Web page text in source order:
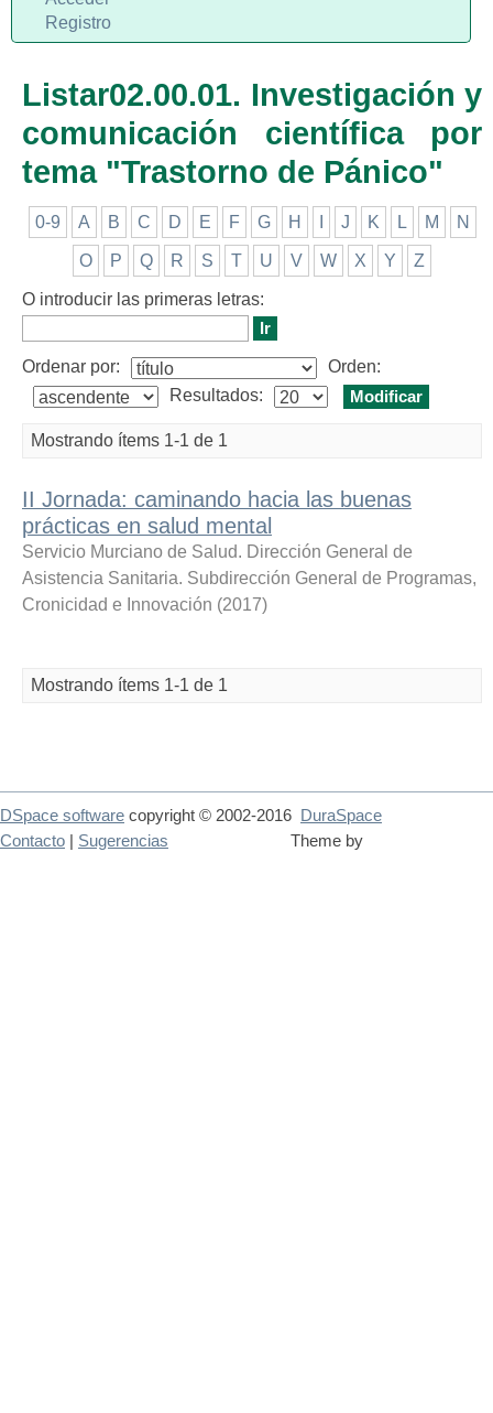
Listar02.00.01. Investigación y
comunicación científica por
tema "Trastorno de Pánico"
0-9 A B C D E F G H J K L M N
O P Q R S T U V W X Y Z
O introducir las primeras letras:
Ordenar por:
Orden:
Resultados:
Mostrando ítems 1-1 de 1
II Jornada: caminando hacia las buenas
prácticas en salud mental
Servicio Murciano de Salud. Dirección General de
Asistencia Sanitaria. Subdirección General de Programas,
Cronicidad e Innovación (2017)
Mostrando ítems 1-1 de 1
Registro
DSpace software copyright © 2002-2016
DuraSpace
Theme by
Contacto Sugerencias